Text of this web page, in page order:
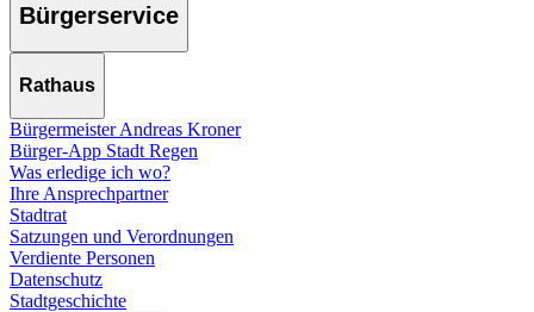
Bürgerservice
Rathaus
Bürgermeister Andreas Kroner
Bürger-App Stadt Regen
Was erledige ich wo?
Ihre Ansprechpartner
Stadtrat
Satzungen und Verordnungen
Verdiente Personen
Datenschutz
Stadtgeschichte